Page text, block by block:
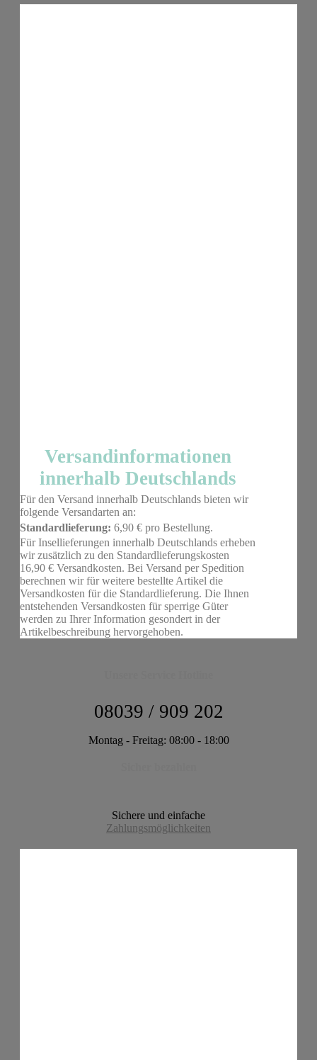
Versandinformationen
innerhalb Deutschlands
Für den Versand innerhalb Deutschlands bieten wir
folgende Versandarten an:
Standardlieferung: 6,90 € pro Bestellung.
Für Insellieferungen innerhalb Deutschlands erheben
wir zusätzlich zu den Standardlieferungskosten
16,90 € Versandkosten. Bei Versand per Spedition
berechnen wir für weitere bestellte Artikel die
Versandkosten für die Standardlieferung. Die Ihnen
entstehenden Versandkosten für sperrige Güter
werden zu Ihrer Information gesondert in der
Artikelbeschreibung hervorgehoben.
08039 / 909 202
Montag - Freitag: 08:00 - 18:00
Sichere und einfache
Zahlungsmöglichkeiten